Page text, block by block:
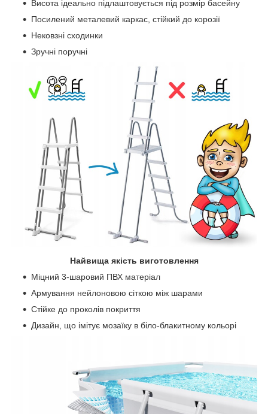
Висота ідеально підлаштовується під розмір басейну
Посилений металевий каркас, стійкий до корозії
Нековзні сходинки
Зручні поручні
Найвища якість виготовлення
Міцний 3-шаровий ПВХ матеріал
Армування нейлоновою сіткою між шарами
Стійке до проколів покриття
Дизайн, що імітує мозаїку в біло-блакитному кольорі